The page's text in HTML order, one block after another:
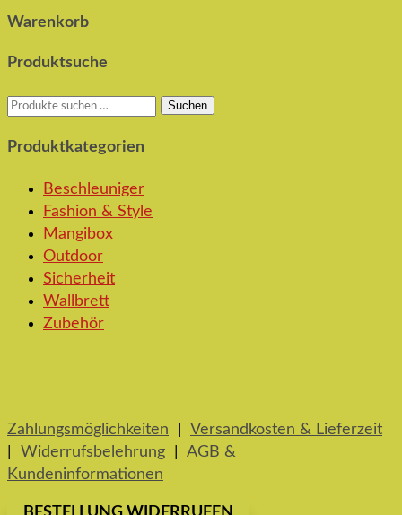
Warenkorb
Produktsuche
Suchen
Suchen
Produktkategorien
Beschleuniger
Fashion & Style
Mangibox
Outdoor
Sicherheit
Wallbrett
Zubehör
Zahlungsmöglichkeiten
Versandkosten & Lieferzeit
Widerrufsbelehrung
AGB &
Kundeninformationen